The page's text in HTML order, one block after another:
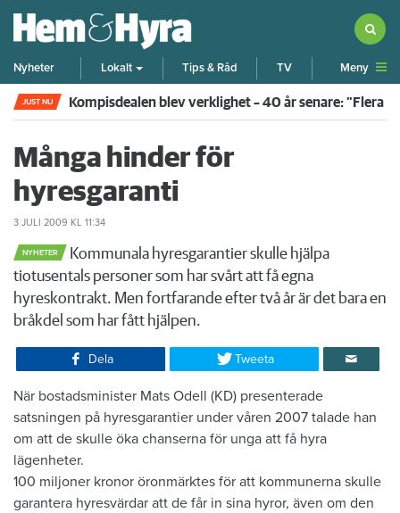
Nyheter Lokalt Tips & Råd TV Meny
JUST NU Kompisdealen blev verklighet – 40 år senare: "Flera
Många hinder för
hyresgaranti
3 JULI 2009 KL 11:34
NYHETER
Kommunala hyresgarantier skulle hjälpa
tiotusentals personer som har svårt att få egna
hyreskontrakt. Men fortfarande efter två år är det bara en
bråkdel som har fått hjälpen.
Dela Tweeta
När bostadsminister Mats Odell (KD) presenterade
satsningen på hyresgarantier under våren 2007 talade han
om att de skulle öka chanserna för unga att få hyra
lägenheter.
100 miljoner kronor öronmärktes för att kommunerna skulle
garantera hyresvärdar att de får in sina hyror, även om den